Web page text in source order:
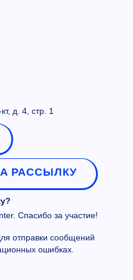
д. 4, стр. 1
РАССЫЛКУ
Спасибо за участие!
отправки сообщений
ошибках.